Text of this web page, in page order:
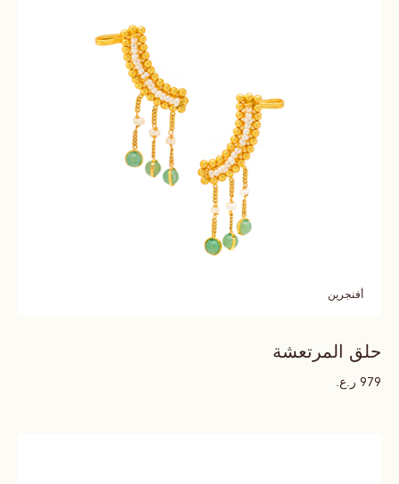
أفنجرين
حلق المرتعشة
979 ر.ع.